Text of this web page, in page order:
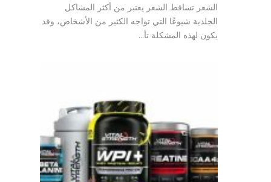
الشعر تساقط الشعر يعتبر من أكثر المشاكل
الجلدية شيوعًا التي تواجه الكثير من الأشخاص، وقد
يكون لهذه المشكلة تأ…